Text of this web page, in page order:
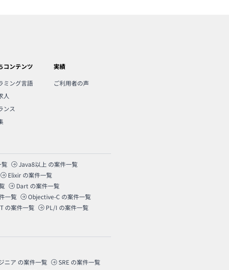
コンテンツ
ミング言語
人
ンス
実績
ご利用者の声
覧 Java8以上 の案件一覧
Elixir の案件一覧
Dart の案件一覧
一覧 Objective-C の案件一覧
の案件一覧 PL/I の案件一覧
ニア の案件一覧 SRE の案件一覧